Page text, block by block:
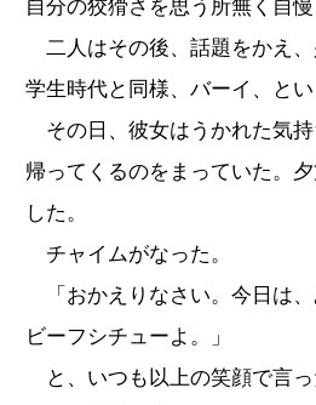
自分の狡猾さを思う所無く自慢
二人はその後、話題をかえ、
学生時代と同様、バーイ、とい
その日、彼女はうかれた気
帰ってくるのをまっていた。
した。
チャイムがなった。
「おかえりなさい。今日は
ビーフシチューよ。」
と、いつも以上の笑顔で言っ